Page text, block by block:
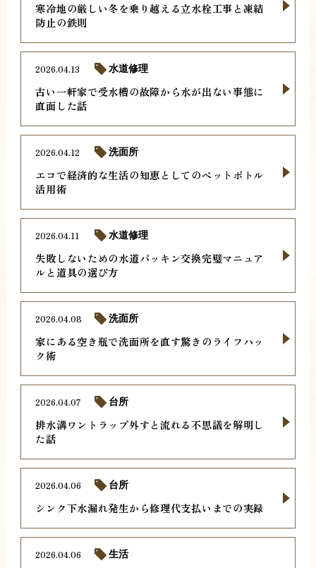
寒冷地の厳しい冬を乗り越える立水栓工事と凍結
防止の鉄則
古い一軒家で受水槽の故障から水が出ない事態に
直面した話
2026.04.13 水道修理
エコで経済的な生活の知恵としてのペットボトル
活用術
2026.04.12 洗面所
失敗しないための水道パッキン交換完璧マニュア
ルと道具の選び方
2026.04.11 水道修理
家にある空き瓶で洗面所を直す驚きのライフハッ
ク術
2026.04.08 洗面所
排水溝ワントラップ外すと流れる不思議を解明し
た話
2026.04.07 台所
シンク下水漏れ発生から修理代支払いまでの実録
2026.04.06 台所
2026.04.06 生活